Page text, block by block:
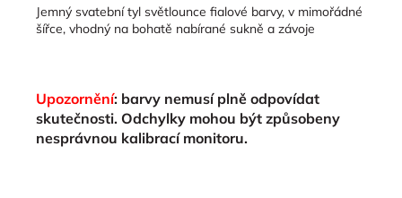
Jemný svatební tyl světlounce fialové barvy, v mimořádné
šířce, vhodný na bohatě nabírané sukně a závoje
Upozornění: barvy nemusí plně odpovídat
skutečnosti. Odchylky mohou být způsobeny
nesprávnou kalibrací monitoru.